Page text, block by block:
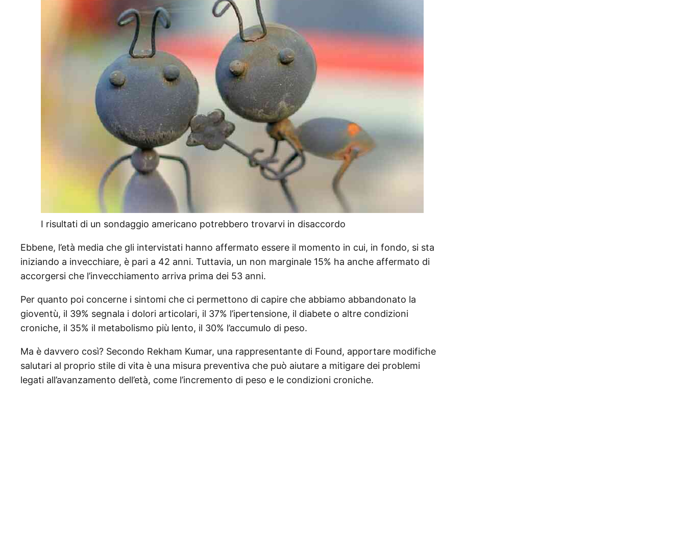
I risultati di un sondaggio americano potrebbero trovarvi in disaccordo
Ebbene, l’età media che gli intervistati hanno affermato essere il momento in cui, in fondo, si sta
iniziando a invecchiare, è pari a 42 anni. Tuttavia, un non marginale 15% ha anche affermato di
accorgersi che l’invecchiamento arriva prima dei 53 anni.
Per quanto poi concerne i sintomi che ci permettono di capire che abbiamo abbandonato la
gioventù, il 39% segnala i dolori articolari, il 37% l’ipertensione, il diabete o altre condizioni
croniche, il 35% il metabolismo più lento, il 30% l’accumulo di peso.
Ma è davvero così? Secondo Rekham Kumar, una rappresentante di Found, apportare modifiche
salutari al proprio stile di vita è una misura preventiva che può aiutare a mitigare dei problemi
legati all’avanzamento dell’età, come l’incremento di peso e le condizioni croniche.